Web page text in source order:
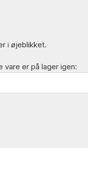
i øjeblikket.
vare er på lager igen: